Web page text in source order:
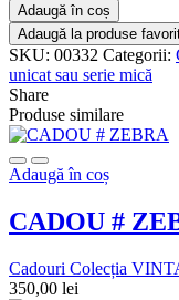
Adaugă în coș
Adaugă la produse
SKU: 00332 Categorii:
unicat sau serie mică
Share
Produse similare
Adaugă în coș
CADOU #
Cadouri Colecția
350,00 lei